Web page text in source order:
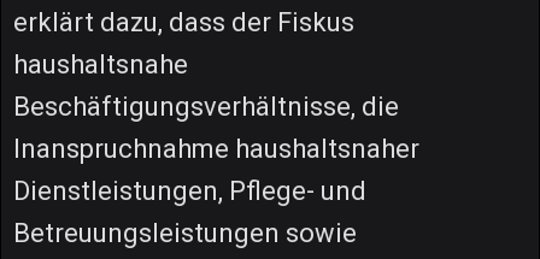
erklärt dazu, dass der Fiskus
haushaltsnahe
Beschäftigungsverhältnisse, die
Inanspruchnahme haushaltsnaher
Dienstleistungen, Pflege- und
Betreuungsleistungen sowie